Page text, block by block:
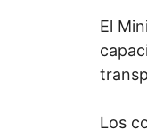
El
Los